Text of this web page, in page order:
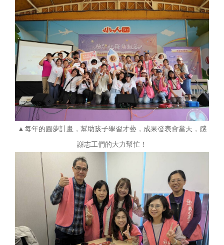
▲每年的圓夢計畫，幫助孩子學習才藝，成果發表會當天，感
謝志工們的大力幫忙！